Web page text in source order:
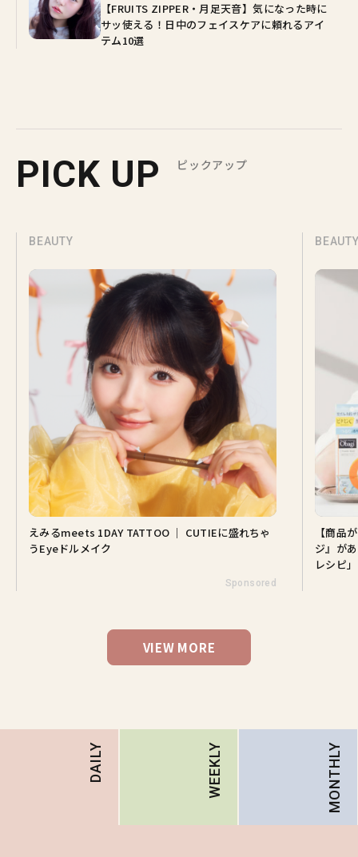
【FRUITS ZIPPER・月足天音】気になった時に
サッ使える！日中のフェイスケアに頼れるアイ
テム10選
PICK UP ピックアップ
TATTOO ｜ CUTIEに盛れちゃ
【商品が当たる♡】この肌
ジ』があるから。山田涼介
VIEW MORE
DAILY WEEKLY MONTHLY